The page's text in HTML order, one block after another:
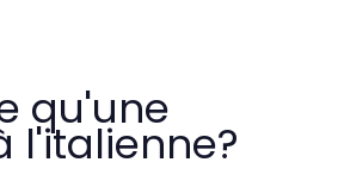
qu'une
l'italienne?